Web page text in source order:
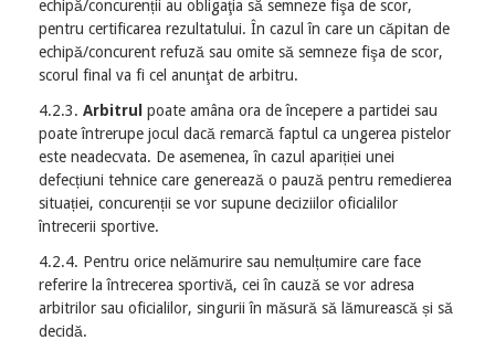
echipă/concurenții au obligaţia să semneze fişa de scor,
pentru certificarea rezultatului. În cazul în care un căpitan de
echipă/concurent refuză sau omite să semneze fişa de scor,
scorul final va fi cel anunţat de arbitru.
4.2.3. Arbitrul poate amâna ora de începere a partidei sau
poate întrerupe jocul dacă remarcă faptul ca ungerea pistelor
este neadecvata. De asemenea, în cazul apariției unei
defecțiuni tehnice care generează o pauză pentru remedierea
situației, concurenții se vor supune deciziilor oficialilor
întrecerii sportive.
4.2.4. Pentru orice nelămurire sau nemulțumire care face
referire la întrecerea sportivă, cei în cauză se vor adresa
arbitrilor sau oficialilor, singurii în măsură să lămurească și să
decidă.